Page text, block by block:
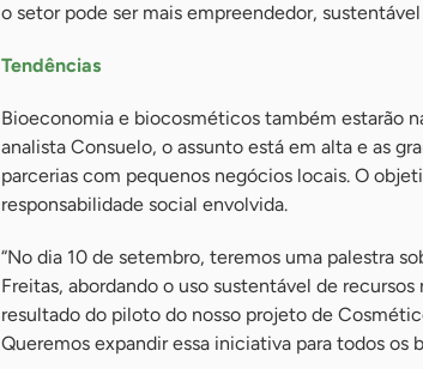
o setor pode ser mais empreendedor,
Tendências
Bioeconomia e biocosméticos também estarão
analista Consuelo, o assunto está em alta e as
parcerias com pequenos negócios locais. O
responsabilidade social envolvida.
“No dia 10 de setembro, teremos uma palestra
Freitas, abordando o uso sustentável de
resultado do piloto do nosso projeto de
Queremos expandir essa iniciativa para todos os